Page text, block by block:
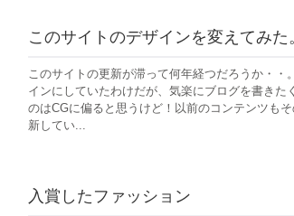
このサイトのデザインを変えてみた
このサイトの更新が滞って何年経つだろうか・・
インにしていたわけだが、気楽にブログを書きた
のはCGに偏ると思うけど！以前のコンテンツも
新してい...
入賞したファッション